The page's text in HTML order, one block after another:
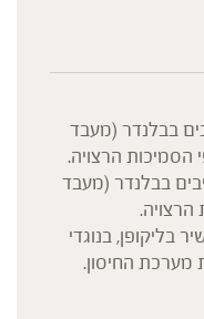
בבלנדר (מעבד
בבלנדר (מעבד
בליקופן, בנוגדי
מערכת החיסון.